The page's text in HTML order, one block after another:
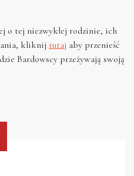
o tej niezwykłej rodzinie, ich
kliknij tutaj aby przenieść
Bardowscy przeżywają swoją